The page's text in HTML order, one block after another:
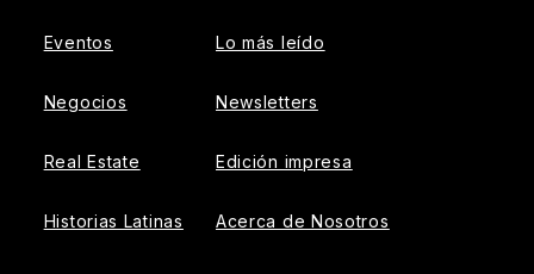
Eventos
Negocios
Real Estate
Historias Latinas
Lo más leído
Newsletters
Edición impresa
Acerca de Nosotros